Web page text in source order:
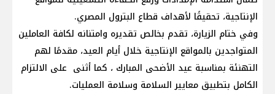
الإنتاجية، تحقيقًا لأهداف قطاع البترول المصري.
وفي ختام الزيارة، تقدم بخالص تقديره وامتنانه لكافة العاملين
المتواجدين بالمواقع الإنتاجية خلال أيام العيد، مقدمًا لهم
التهنئة بمناسبة عيد الأضحى المبارك ، كما أثنى على الالتزام
الكامل بتطبيق معايير السلامة وسلامة العمليات.